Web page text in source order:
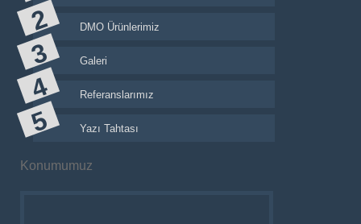
DMO Ürünlerimiz
Galeri
Referanslarımız
Yazı Tahtası
Konumumuz